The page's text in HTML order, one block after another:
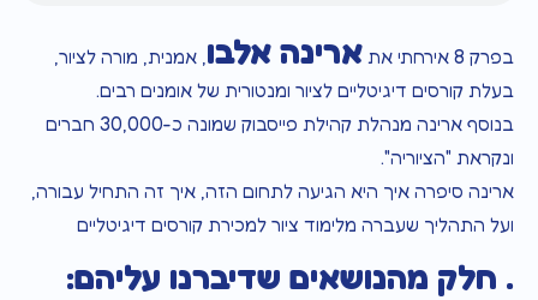
בפרק 8 אירחתי את ארינה אלבו, אמנית, מורה לציור,
בעלת קורסים דיגיטליים לציור ומנטורית של אומנים רבים.
בנוסף ארינה מנהלת קהילת פייסבוק שמונה כ-30,000 חברים
ונקראת "הציוריה".
ארינה סיפרה איך היא הגיעה לתחום הזה, איך זה התחיל עבורה,
ועל התהליך שעברה מלימוד ציור למכירת קורסים דיגיטליים
. חלק מהנושאים שדיברנו עליהם: